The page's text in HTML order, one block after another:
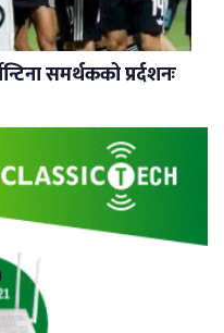
समर्थकको प्रर्दशनः